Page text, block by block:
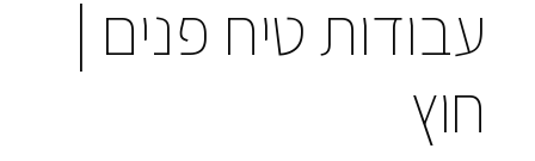
עבודות טיח פנים |
חוץ